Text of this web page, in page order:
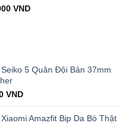
VND.
VNDCurrent
5 Quân Đội Bản 37mm
VNDCurrent
is:
199.000 VND.
Amazfit Bip Da Bò Thật